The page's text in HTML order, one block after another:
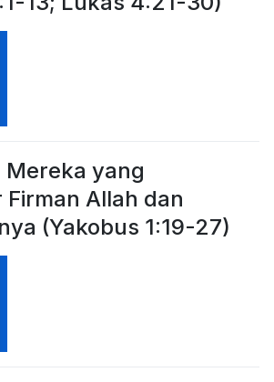
Mereka yang
Allah dan
(Yakobus 1:19-27)